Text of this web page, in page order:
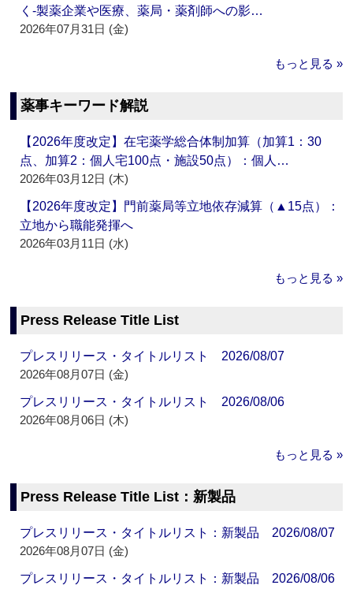
く‐製薬企業や医療、薬局・薬剤師への影…
2026年07月31日 (金)
もっと見る »
薬事キーワード解説
【2026年度改定】在宅薬学総合体制加算（加算1：30
点、加算2：個人宅100点・施設50点）：個人…
2026年03月12日 (木)
【2026年度改定】門前薬局等立地依存減算（▲15点）：
立地から職能発揮へ
2026年03月11日 (水)
もっと見る »
Press Release Title List
プレスリリース・タイトルリスト 2026/08/07
2026年08月07日 (金)
プレスリリース・タイトルリスト 2026/08/06
2026年08月06日 (木)
もっと見る »
Press Release Title List：新製品
プレスリリース・タイトルリスト：新製品 2026/08/07
2026年08月07日 (金)
プレスリリース・タイトルリスト：新製品 2026/08/06